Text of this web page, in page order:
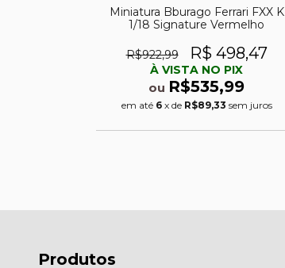
Miniatura Bburago Ferrari FXX K
1/18 Signature Vermelho
R$922,99 R$ 498,47
À VISTA NO PIX
ou R$535,99
em até 6 x de R$89,33 sem juros
Produtos